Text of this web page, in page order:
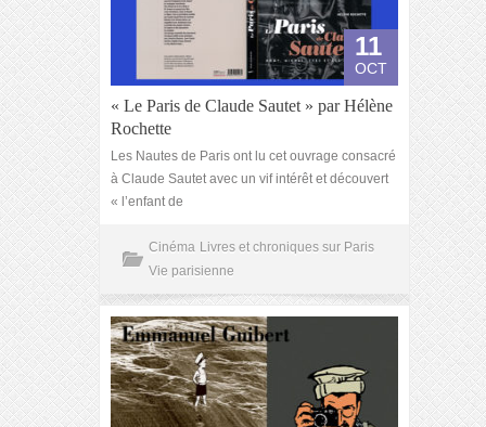
11
OCT
« Le Paris de Claude Sautet » par Hélène
Rochette
Les Nautes de Paris ont lu cet ouvrage consacré
à Claude Sautet avec un vif intérêt et découvert
« l’enfant de
Cinéma Livres et chroniques sur Paris
Vie parisienne